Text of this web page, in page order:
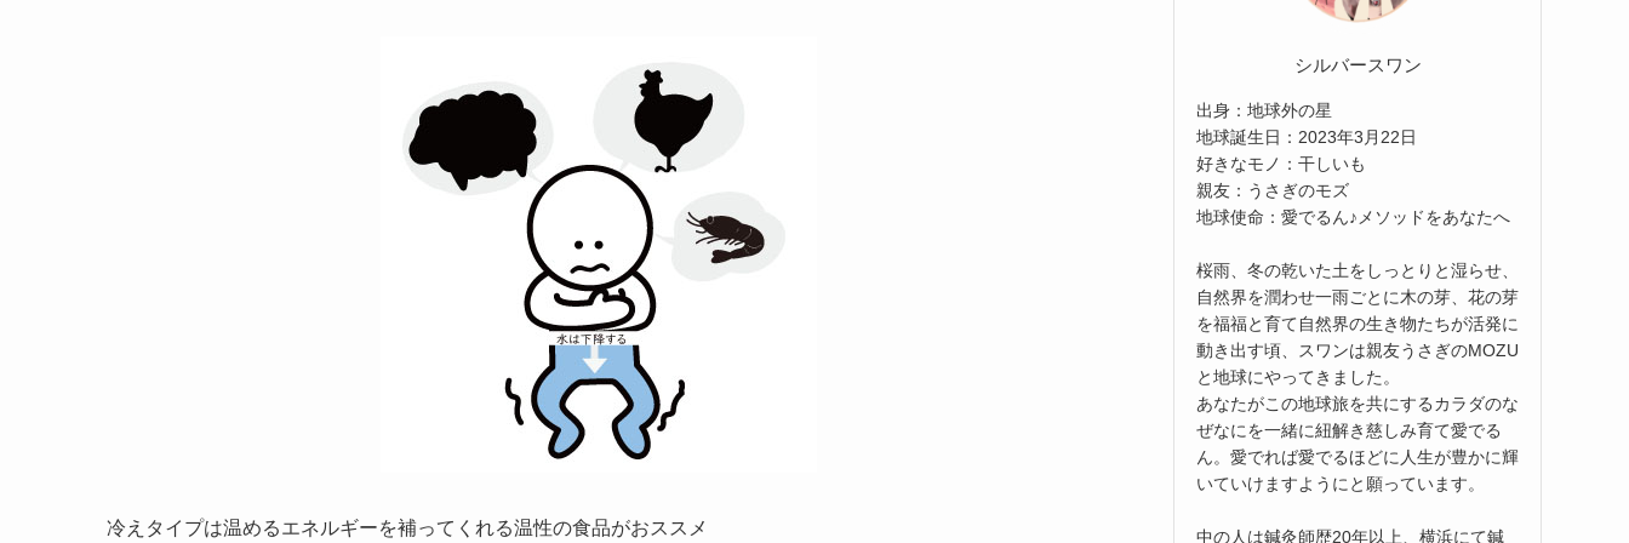
冷えタイプは温めるエネルギーを補ってくれる温性の食品がおススメ
シルバースワン
出身：地球外の星
地球誕生日：2023年3月22日
好きなモノ：干しいも
親友：うさぎのモズ
地球使命：愛でるん♪メソッドをあなたへ
桜雨、冬の乾いた土をしっとりと湿らせ、
自然界を潤わせ一雨ごとに木の芽、花の芽
を福福と育て自然界の生き物たちが活発に
動き出す頃、スワンは親友うさぎのMOZU
と地球にやってきました。
あなたがこの地球旅を共にするカラダのな
ぜなにを一緒に紐解き慈しみ育て愛でる
ん。愛でれば愛でるほどに人生が豊かに輝
いていけますようにと願っています。
中の人は鍼灸師歴20年以上、横浜にて鍼